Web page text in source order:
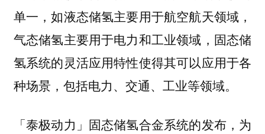
单一，如液态储氢主要用于航空航天领域，
气态储氢主要用于电力和工业领域， 固态储
氢系统的灵活应用特性使得其可以应用于各
种场景，包括电力、交通、工业等领域。
「泰极动力」固态储氢合金系统的发布，为